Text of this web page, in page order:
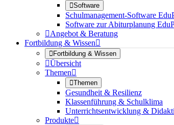
Software
Schulmanagement-Software
Software zur Abiturplanung
Angebot & Beratung
Fortbildung & Wissen
Fortbildung & Wissen
Übersicht
Themen
Themen
Gesundheit & Resilienz
Klassenführung & Schulklima
Unterrichtsentwicklung &
Produkte